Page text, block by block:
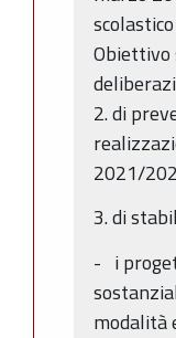
Obiettivo
2. di
2021/
3. di
- i
modalità